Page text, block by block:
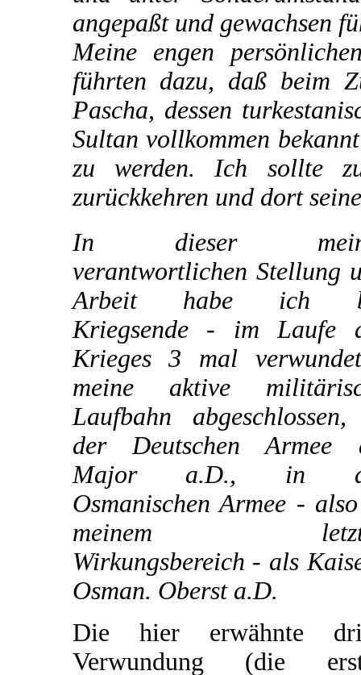
angepaßt und gewachsen
Meine engen
führten dazu, daß beim
Pascha, dessen
Sultan vollkommen
zu werden. Ich sollte
zurückkehren und dort
In dieser
verantwortlichen Stellung
Arbeit habe ich
Kriegsende - im Laufe
Krieges 3 mal
meine aktive
Laufbahn
der Deutschen Armee
Major a.D., in
Osmanischen Armee -
meinem
Wirkungsbereich - als
Osman. Oberst a.D.
Die hier erwähnte
Verwundung (die